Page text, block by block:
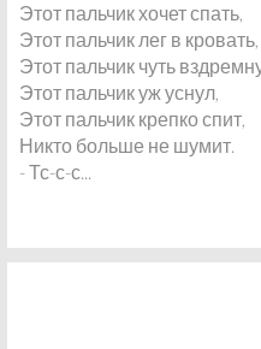
Этот пальчик хочет спать,
Этот пальчик лег в кровать,
Этот пальчик чуть
Этот пальчик уж уснул,
Этот пальчик крепко спит,
Никто больше не шумит.
- Тс-с-с...